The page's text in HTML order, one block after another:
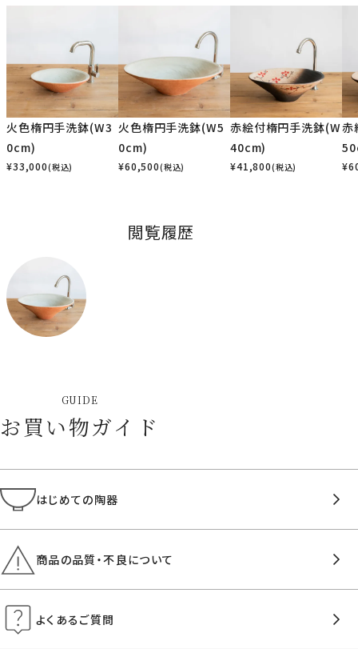
火色楕円手洗鉢(W3
0cm)
¥33,000(税込)
火色楕円手洗鉢(W5
0cm)
¥60,500(税込)
赤絵付楕円手洗鉢(W
40cm)
¥41,800(税込)
赤
¥
閲覧履歴
GUIDE
お買い物ガイド
はじめての陶器
商品の品質・不良について
よくあるご質問